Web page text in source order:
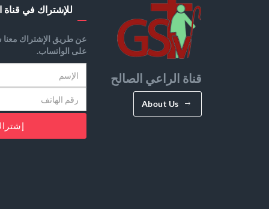
قناة الراعي الصالح
About Us
للإشتراك في قناة
عن طريق الإشتراك معنا
على الواتساب.